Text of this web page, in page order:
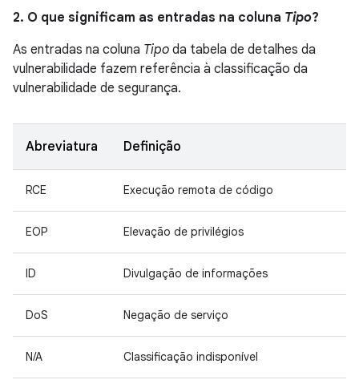
2. O que significam as entradas na coluna Tipo?
As entradas na coluna Tipo da tabela de detalhes da
vulnerabilidade fazem referência à classificação da
vulnerabilidade de segurança.
Abreviatura Definição
RCE Execução remota de código
EOP Elevação de privilégios
ID Divulgação de informações
DoS Negação de serviço
N/A Classificação indisponível